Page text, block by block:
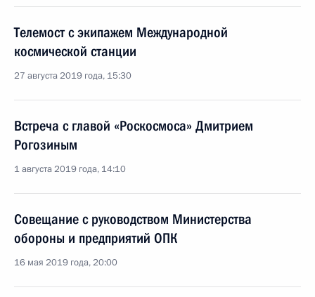
Телемост с экипажем Международной
космической станции
27 августа 2019 года, 15:30
Встреча с главой «Роскосмоса» Дмитрием
Рогозиным
1 августа 2019 года, 14:10
Совещание с руководством Министерства
обороны и предприятий ОПК
16 мая 2019 года, 20:00